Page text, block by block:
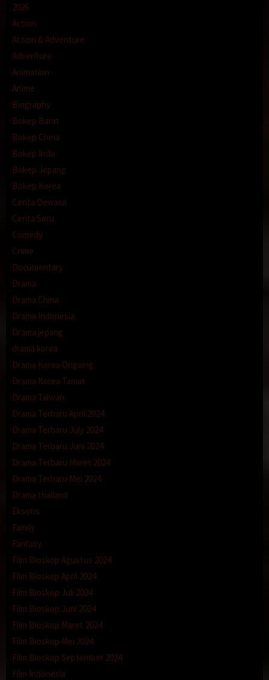
2026
Action
Action & Adventure
Adventure
Animation
Anime
Biography
Bokep Barat
Bokep China
Bokep Indo
Bokep Jepang
Bokep Korea
Cerita Dewasa
Cerita Seru
Comedy
Crime
Documentary
Drama
Drama China
Drama Indonesia
Drama jepang
drama korea
Drama Korea Ongoing
Drama Korea Tamat
Drama Taiwan
Drama Terbaru April 2024
Drama Terbaru July 2024
Drama Terbaru Juni 2024
Drama Terbaru Maret 2024
Drama Terbaru Mei 2024
Drama thailand
Eksotis
Family
Fantasy
Film Bioskop Agustus 2024
Film Bioskop April 2024
Film Bioskop Juli 2024
Film Bioskop Juni 2024
Film Bioskop Maret 2024
Film Bioskop Mei 2024
Film Bioskop September 2024
Film Indonesia